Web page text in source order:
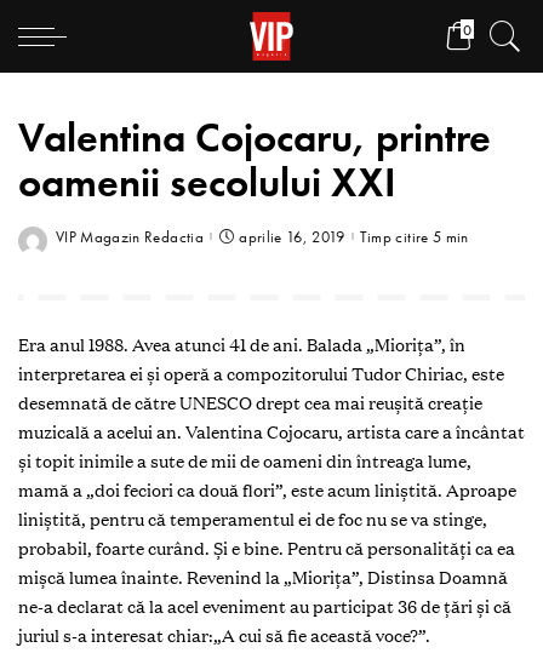
0
Valentina Cojocaru, printre
oamenii secolului XXI
VIP Magazin Redactia aprilie 16, 2019 Timp citire 5 min
Era anul 1988. Avea atunci 41 de ani. Balada „Miorița”, în
interpretarea ei și operă a compozitorului Tudor Chiriac, este
desemnată de către UNESCO drept cea mai reușită creație
muzicală a acelui an. Valentina Cojocaru, artista care a încântat
și topit inimile a sute de mii de oameni din întreaga lume,
mamă a „doi feciori ca două flori”, este acum liniștită. Aproape
liniștită, pentru că temperamentul ei de foc nu se va stinge,
probabil, foarte curând. Și e bine. Pentru că personalități ca ea
mișcă lumea înainte. Revenind la „Miorița”, Distinsa Doamnă
ne-a declarat că la acel eveniment au participat 36 de țări și că
juriul s-a interesat chiar:„A cui să fie această voce?”.